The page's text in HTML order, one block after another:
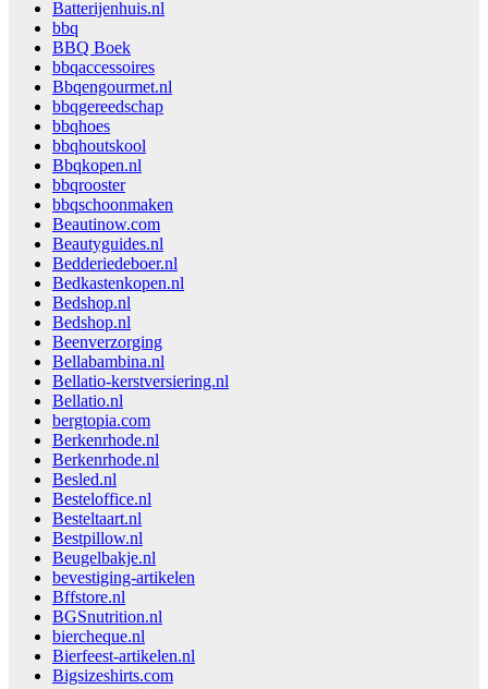
Batterijenhuis.nl
bbq
BBQ Boek
bbqaccessoires
Bbqengourmet.nl
bbqgereedschap
bbqhoes
bbqhoutskool
Bbqkopen.nl
bbqrooster
bbqschoonmaken
Beautinow.com
Beautyguides.nl
Bedderiedeboer.nl
Bedkastenkopen.nl
Bedshop.nl
Bedshop.nl
Beenverzorging
Bellabambina.nl
Bellatio-kerstversiering.nl
Bellatio.nl
bergtopia.com
Berkenrhode.nl
Berkenrhode.nl
Besled.nl
Besteloffice.nl
Besteltaart.nl
Bestpillow.nl
Beugelbakje.nl
bevestiging-artikelen
Bffstore.nl
BGSnutrition.nl
biercheque.nl
Bierfeest-artikelen.nl
Bigsizeshirts.com